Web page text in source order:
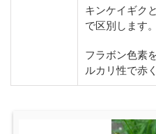
キンケイギク
で区別します。
フラボン色素
ルカリ性で赤